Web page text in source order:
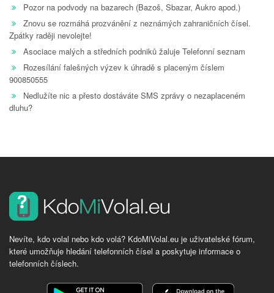
Pozor na podvody na bazarech (Bazoš, Sbazar, Aukro apod.)
Znovu se rozmáhá prozvánění z neznámých zahraničních čísel.
Zpátky raději nevolejte!
Asociace malých a středních podniků žaluje Telefonní seznam
Rozesílání falešných výzev k úhradě s placeným číslem
900850555
Nedlužíte nic a přesto dostáváte SMS zprávy o nezaplaceném
dluhu?
Nevíte, kdo volal nebo kdo volá? KdoMiVolal.eu je uživatelské fórum,
které umožňuje hledání telefonních čísel a poskytuje informace o
telefonních číslech.